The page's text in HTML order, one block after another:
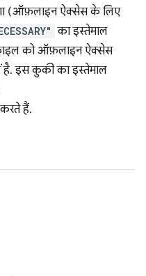
(ऑफ़लाइन ऐक्सेस के लिए
का इस्तेमाल
को ऑफ़लाइन ऐक्सेस
इस कुकी का इस्तेमाल
करते हैं.